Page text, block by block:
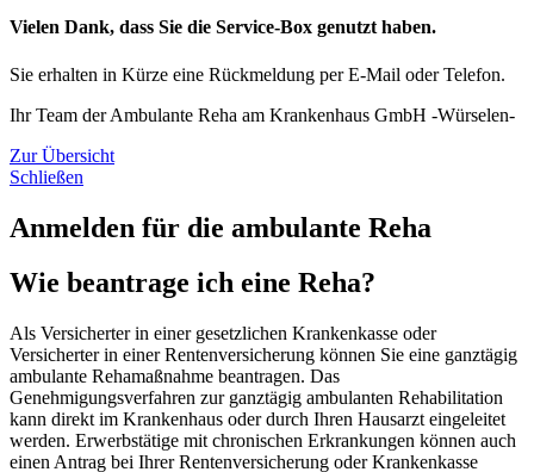
Vielen Dank, dass Sie die Service-Box genutzt haben.
Sie erhalten in Kürze eine Rückmeldung per E-Mail oder Telefon.
Ihr Team der Ambulante Reha am Krankenhaus GmbH -Würselen-
Zur Übersicht
Schließen
Anmelden für die ambulante Reha
Wie beantrage ich eine Reha?
Als Versicherter in einer gesetzlichen Krankenkasse oder
Versicherter in einer Rentenversicherung können Sie eine ganztägig
ambulante Rehamaßnahme beantragen. Das
Genehmigungsverfahren zur ganztägig ambulanten Rehabilitation
kann direkt im Krankenhaus oder durch Ihren Hausarzt eingeleitet
werden. Erwerbstätige mit chronischen Erkrankungen können auch
einen Antrag bei Ihrer Rentenversicherung oder Krankenkasse